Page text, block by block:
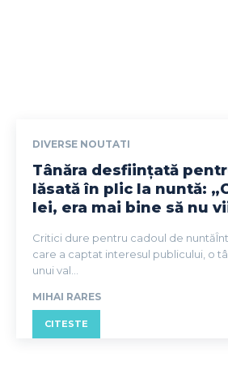
DIVERSE NOUTATI
Tânăra desființată
lăsată în plic la nuntă:
lei, era mai bine să nu
Critici dure pentru cadoul de
care a captat interesul publicului, o
unui val...
MIHAI RARES
CITESTE